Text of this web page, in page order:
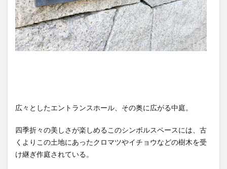
広々としたエントランスホール、その奥に広がる中庭。
四季折々の美しさが楽しめるこのシンボルスペースには、古
くよりこの土地にあったクロマツやイチョウなどの樹木を受
け継ぎ作庭されている。